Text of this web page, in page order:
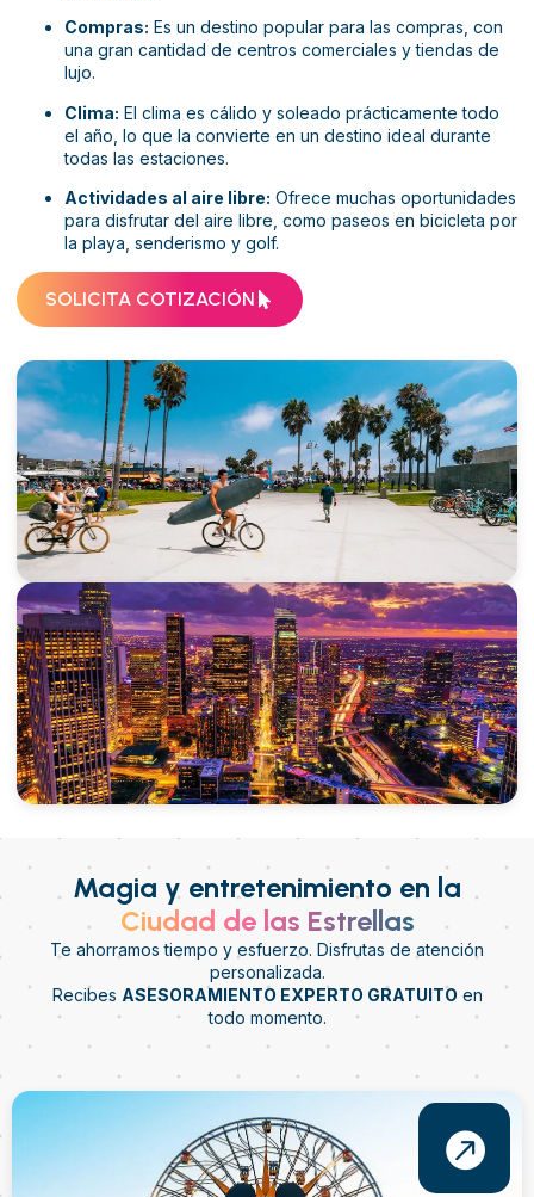
Compras: Es un destino popular para las compras, con
una gran cantidad de centros comerciales y tiendas de
lujo.
Clima: El clima es cálido y soleado prácticamente todo
el año, lo que la convierte en un destino ideal durante
todas las estaciones.
Actividades al aire libre: Ofrece muchas oportunidades
para disfrutar del aire libre, como paseos en bicicleta por
la playa, senderismo y golf.
SOLICITA COTIZACIÓN
Magia y entretenimiento en la
Ciudad de las Estrellas
Te ahorramos tiempo y esfuerzo. Disfrutas de atención
personalizada.
Recibes ASESORAMIENTO EXPERTO GRATUITO en
todo momento.